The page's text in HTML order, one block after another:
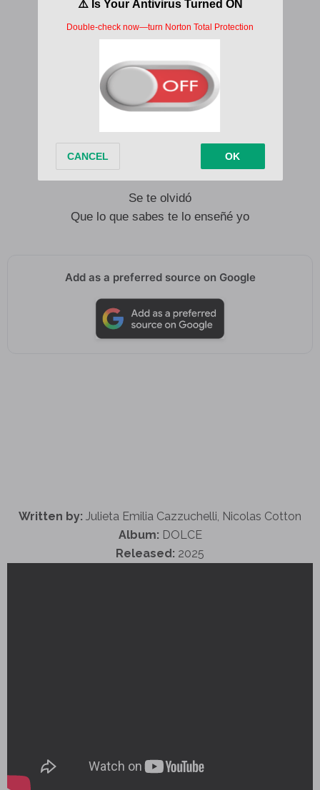
A ponerme ese vestido Dolce
Que ya sabes, me queda tan bien
Y vas a salir a buscarme
Y te lo juro, no vas a encontrarme
Si esa vez te la pasaste bien
Esta noche, papi, yo también
Se te olvidó
Que lo que sabes te lo enseñé yo
Add as a preferred source on Google
Written by: Julieta Emilia Cazzuchelli, Nicolas Cotton
Album: DOLCE
Released: 2025